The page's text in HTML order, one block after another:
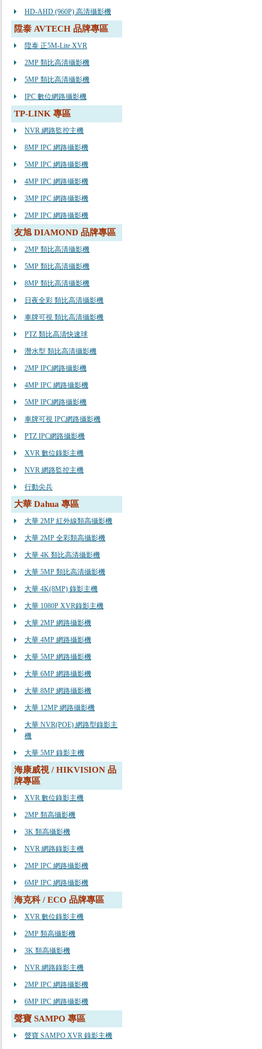
HD-AHD (960P) 高清攝影機
陞泰 AVTECH 品牌專區
陞泰 正5M-Lite XVR
2MP 類比高清攝影機
5MP 類比高清攝影機
IPC 數位網路攝影機
TP-LINK 專區
NVR 網路監控主機
8MP IPC 網路攝影機
5MP IPC 網路攝影機
4MP IPC 網路攝影機
3MP IPC 網路攝影機
2MP IPC 網路攝影機
友旭 DIAMOND 品牌專區
2MP 類比高清攝影機
5MP 類比高清攝影機
8MP 類比高清攝影機
日夜全彩 類比高清攝影機
車牌可視 類比高清攝影機
PTZ 類比高清快速球
潛水型 類比高清攝影機
2MP IPC網路攝影機
4MP IPC 網路攝影機
5MP IPC網路攝影機
車牌可視 IPC網路攝影機
PTZ IPC網路攝影機
XVR 數位錄影主機
NVR 網路監控主機
行動尖兵
大華 Dahua 專區
大華 2MP 紅外線類高攝影機
大華 2MP 全彩類高攝影機
大華 4K 類比高清攝影機
大華 5MP 類比高清攝影機
大華 4K(8MP) 錄影主機
大華 1080P XVR錄影主機
大華 2MP 網路攝影機
大華 4MP 網路攝影機
大華 5MP 網路攝影機
大華 6MP 網路攝影機
大華 8MP 網路攝影機
大華 12MP 網路攝影機
大華 NVR(POE) 網路型錄影主
機
大華 5MP 錄影主機
海康威視 / HIKVISION 品
牌專區
XVR 數位錄影主機
2MP 類高攝影機
3K 類高攝影機
NVR 網路錄影主機
2MP IPC 網路攝影機
6MP IPC 網路攝影機
海克科 / ECO 品牌專區
XVR 數位錄影主機
2MP 類高攝影機
3K 類高攝影機
NVR 網路錄影主機
2MP IPC 網路攝影機
6MP IPC 網路攝影機
聲寶 SAMPO 專區
聲寶 SAMPO XVR 錄影主機